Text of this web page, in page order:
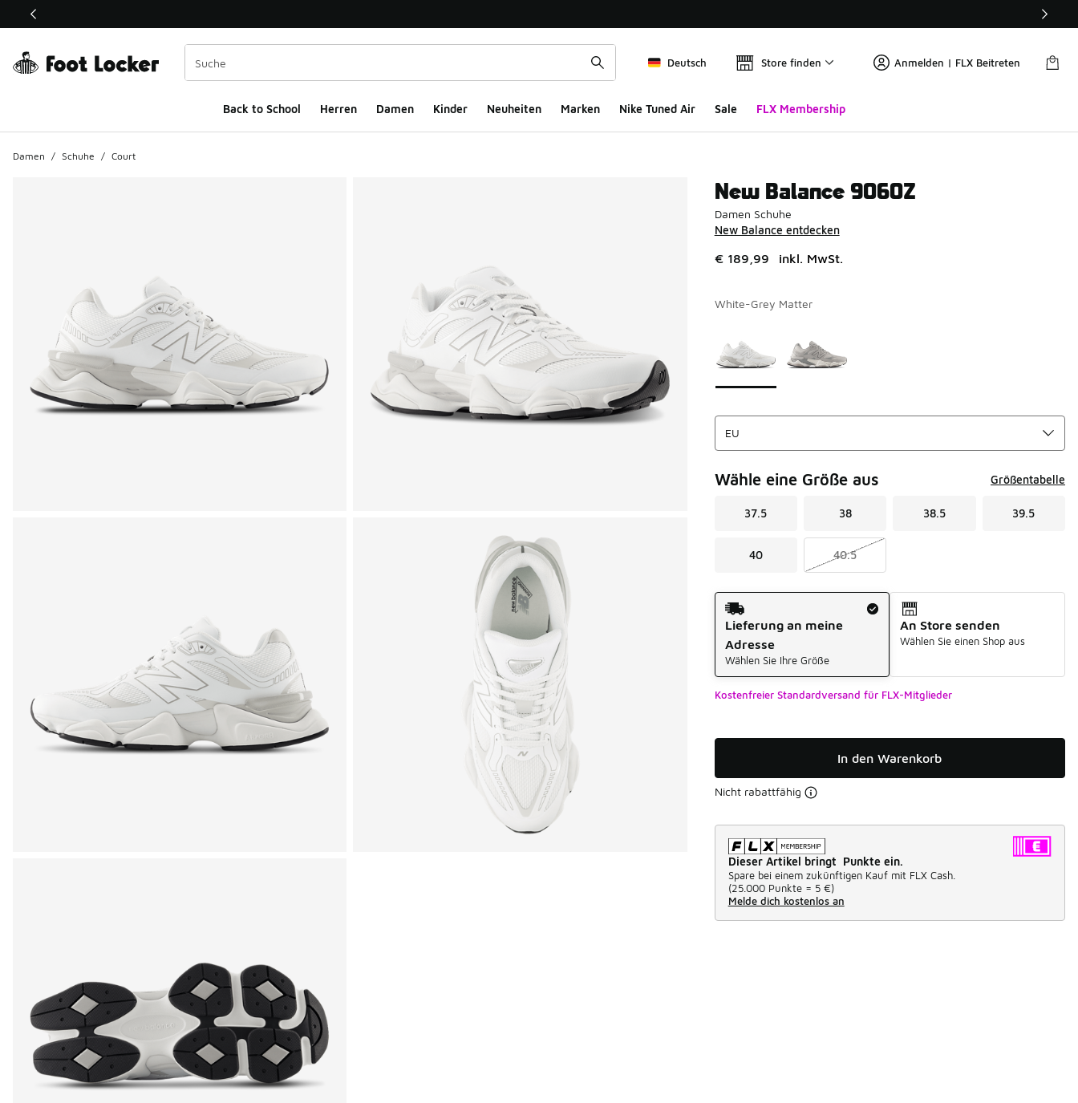
Dieser Link öffnet sich in einem neuen Fenster
Deutsch Store finden Anmelden | FLX Beitreten
Back to School Herren Damen Kinder Neuheiten Marken Nike Tuned Air Sale FLX Membership
Damen / Schuhe / Court
New Balance 9060Z
Damen Schuhe
New Balance entdecken
€ 189,99 inkl. MwSt.
White-Grey Matter
Wähle eine Größe aus Größentabelle
37.5 38 38.5 39.5
40 40.5
Versandart
Lieferung an meine
Adresse
Wählen Sie Ihre Größe
An Store senden
Wählen Sie einen Shop aus
Kostenfreier Standardversand für FLX-Mitglieder
In den Warenkorb
Nicht rabattfähig
Dieser Artikel bringt Punkte ein.
Spare bei einem zukünftigen Kauf mit FLX Cash.
(25.000 Punkte = 5 €)
Melde dich kostenlos an